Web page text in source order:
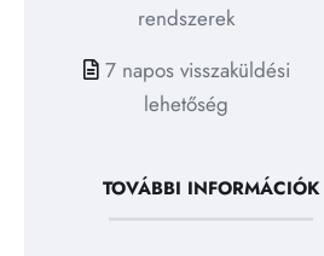
rendszerek
7 napos visszaküldési
lehetőség
TOVÁBBI INFORMÁCIÓK